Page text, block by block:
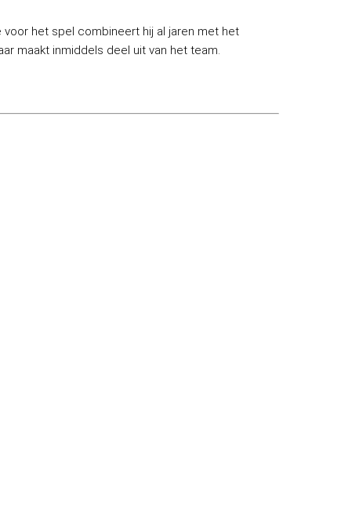
het spel combineert hij al jaren met het
maakt inmiddels deel uit van het team.